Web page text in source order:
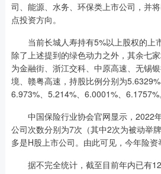
司、能源、水务、环保类上市公司，并
点投资方向。
当前长城人寿持有5%以上股权的上
除了上述提到的绿色动力之外，其余七
为金融街、浙江交科、中原高速、无锡
境、赣粤高速，持股比例分别为
6.973%、5.214%、6.0001%、6.1757%
中国保险行业协会官网显示，2022
公司次数分别为7次（其中2次为被动举
多是H股上市公司。由此可见，今年险资
据不完全统计，截至目前年内已有